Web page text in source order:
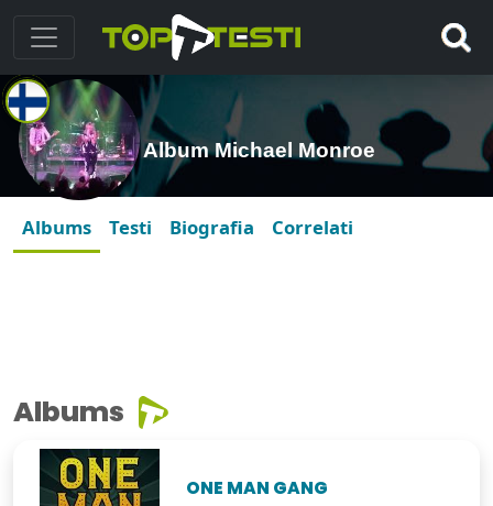
Album Michael Monroe
Albums Testi Biografia Correlati
Albums
ONE MAN GANG